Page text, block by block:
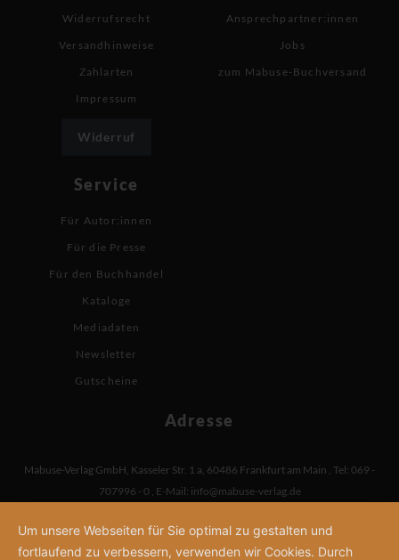
Widerrufsrecht
Versandhinweise
Zahlarten
Impressum
Widerruf
Ansprechpartner:innen
Jobs
zum Mabuse-Buchversand
Service
Für Autor:innen
Für die Presse
Für den Buchhandel
Kataloge
Mediadaten
Newsletter
Gutscheine
Adresse
Mabuse-Verlag GmbH, Kasseler Str. 1 a, 60486 Frankfurt am Main , Tel: 069 -
707996 - 0 , E-Mail: info@mabuse-verlag.de
Um unsere Webseiten für Sie optimal zu gestalten und
fortlaufend zu verbessern, verwenden wir Cookies. Durch